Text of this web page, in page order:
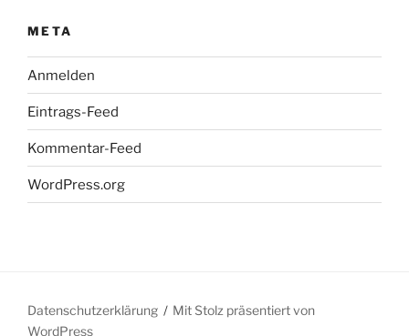
META
Anmelden
Eintrags-Feed
Kommentar-Feed
WordPress.org
Datenschutzerklärung
Mit Stolz präsentiert von
WordPress